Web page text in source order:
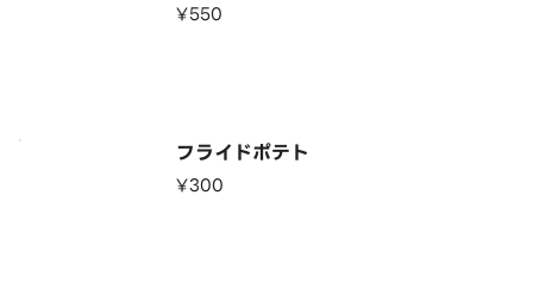
¥550
フライドポテト
¥300